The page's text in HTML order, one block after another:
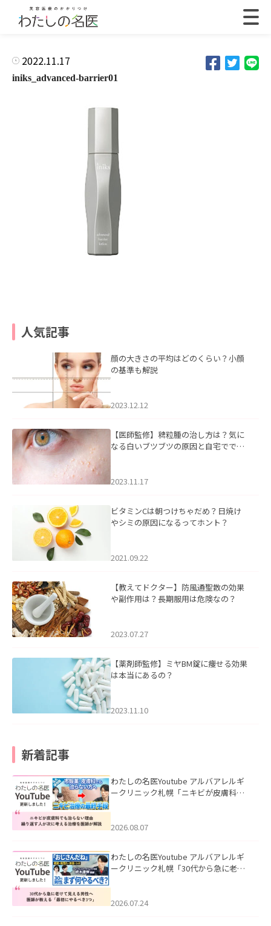
2022.11.17
iniks_advanced-barrier01
人気記事
顔の大きさの平均はどのくらい？小顔
の基準も解説
2023.12.12
【医師監修】稗粒腫の治し方は？気に
なる白いブツブツの原因と自宅ででき
2023.11.17
ビタミンCは朝つけちゃだめ？日焼け
やシミの原因になるってホント？
2021.09.22
【教えてドクター】防風通聖散の効果
や副作用は？長期服用は危険なの？
2023.07.27
【薬剤師監修】ミヤBM錠に痩せる効果
は本当にあるの？
2023.11.10
新着記事
わたしの名医Youtube アルバアレルギ
ークリニック札幌「ニキビが皮膚科で
ました。
2026.08.07
わたしの名医Youtube アルバアレルギ
ークリニック札幌「30代から急に老け
た。
2026.07.24